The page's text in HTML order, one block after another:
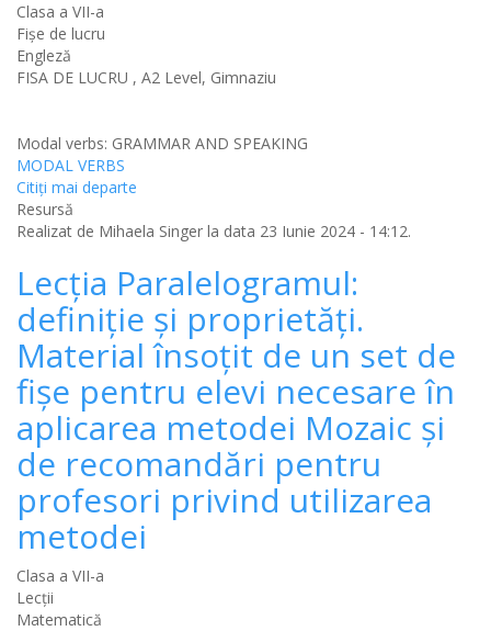
Clasa a VII-a
Fișe de lucru
Engleză
FISA DE LUCRU , A2 Level, Gimnaziu
Modal verbs: GRAMMAR AND SPEAKING
MODAL VERBS
Citiţi mai departe
Resursă
Realizat de Mihaela Singer la data 23 Iunie 2024 - 14:12.
Lecția Paralelogramul:
definiție și proprietăți.
Material însoțit de un set de
fișe pentru elevi necesare în
aplicarea metodei Mozaic și
de recomandări pentru
profesori privind utilizarea
metodei
Clasa a VII-a
Lecții
Matematică